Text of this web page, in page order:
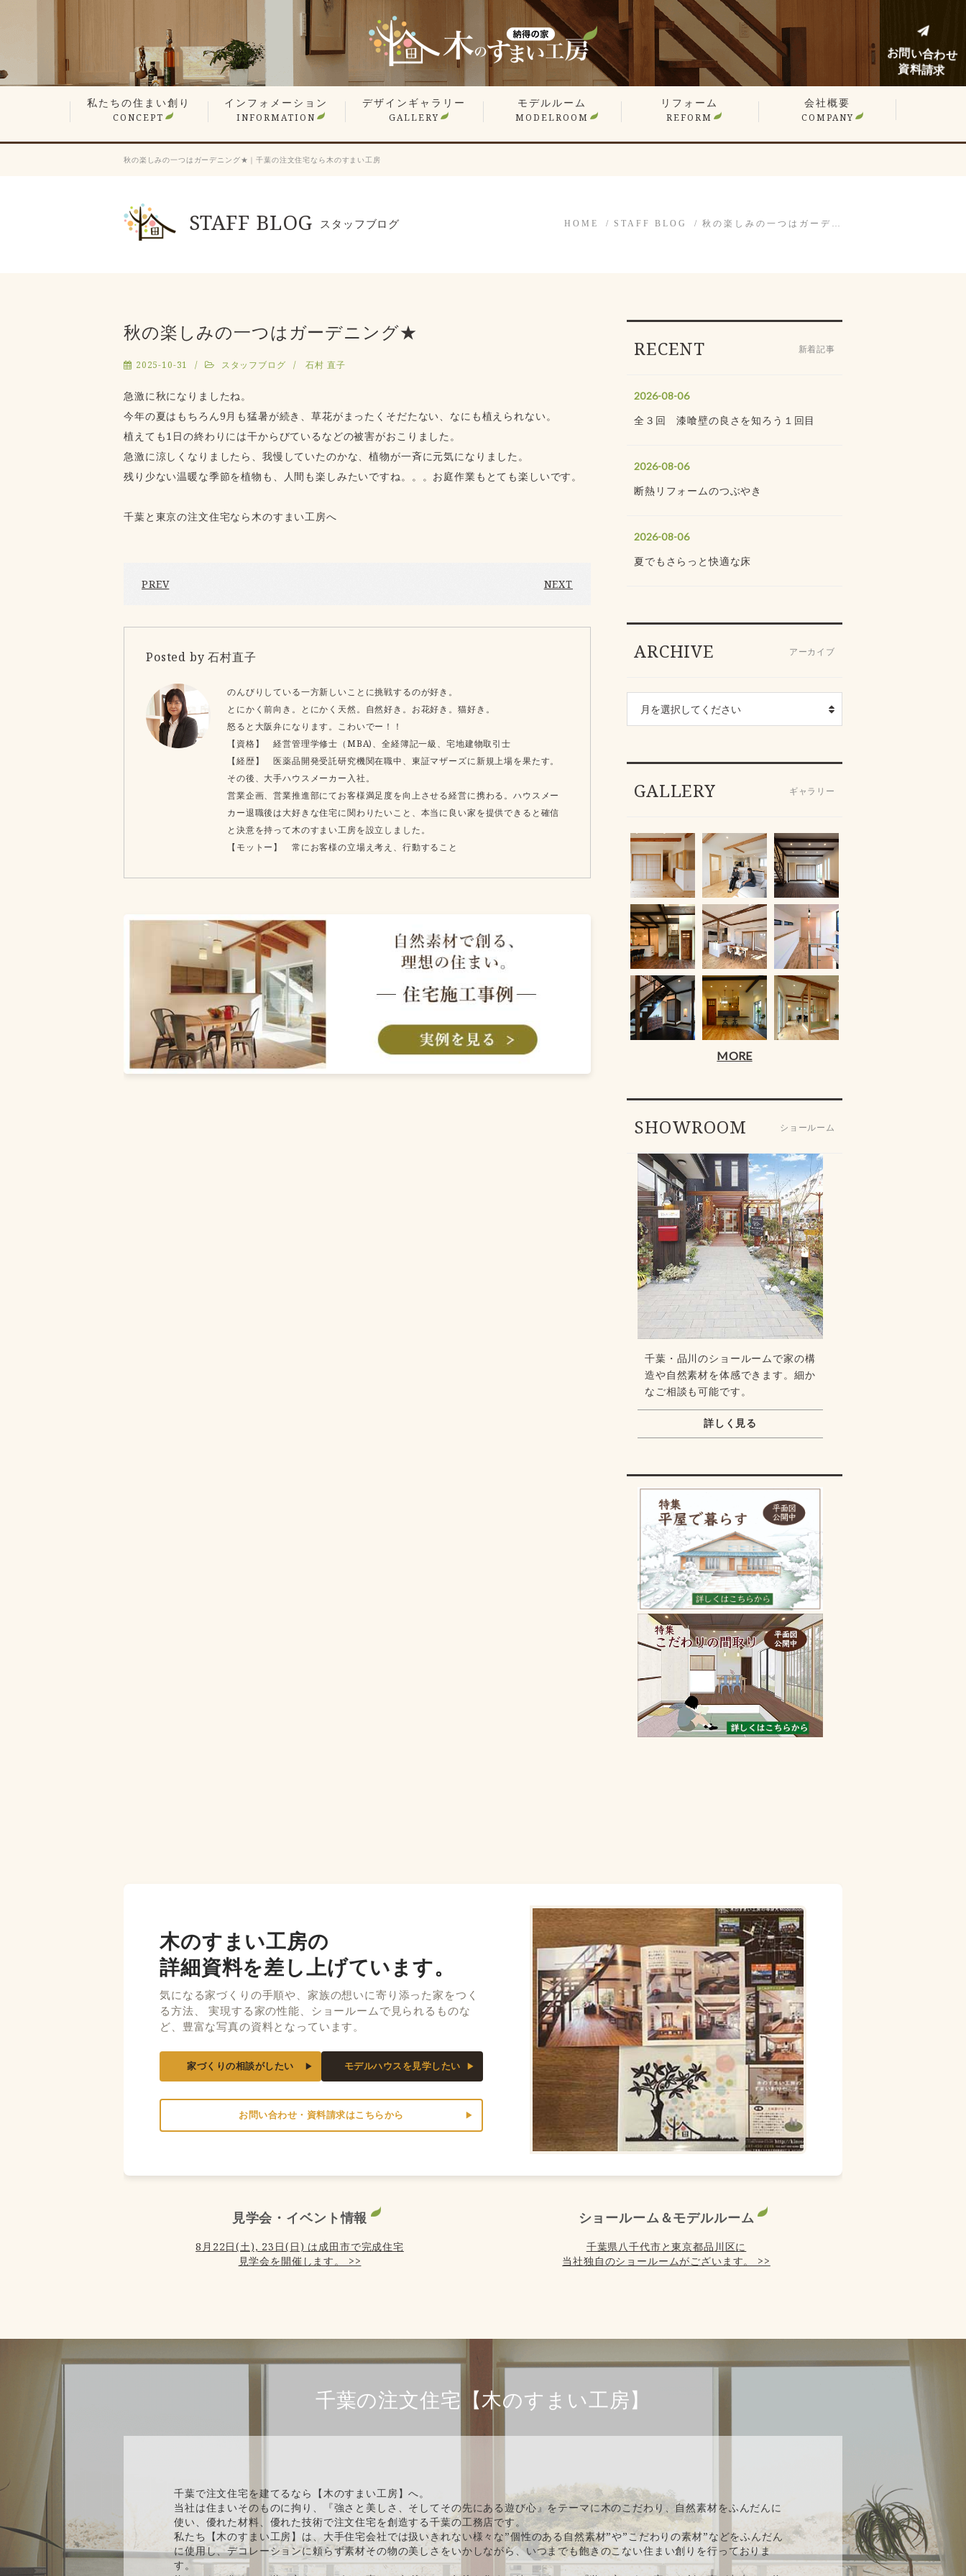
私たちの住まい創り
CONCEPT
無垢材や漆喰の自然素材
平屋でも最上の構造計算
現場検査で信頼の品質
想い叶えるデザイン・設計
暮らしを楽しむ、遊び心の家
性能が支える心地よさ
何世代も住み継ぐ木の家
価格へのこだわり
家づくりステップ
インフォメーション
INFORMATION
見学会・イベント情報
営業エリア
新着情報
スタッフ紹介
会長ブログ
社長ブログ
スタッフブログ
お客様の声
業者会「ふくろう会」
プレスリリース
採用情報
デザインギャラリー
GALLERY
住宅 施工事例
商業施設 施工事例
YouTube
オーナー様のお住まい拝見
平屋特集
こだわりの間取り
モデルルーム
MODELROOM
リフォーム
REFORM
戸建てリフォーム
マンションリフォーム
リフォーム施工事例
リフォームノウハウブログ
会社概要
COMPANY
秋の楽しみの一つはガーデニング★｜千葉の注文住宅なら木のすまい工房
STAFF BLOG スタッフブログ HOME STAFF BLOG 秋の楽しみの一つはガーデ…
秋の楽しみの一つはガーデニング★
2025-10-31 スタッフブログ 石村 直子
急激に秋になりましたね。
今年の夏はもちろん9月も猛暑が続き、草花がまったくそだたない、なにも植えられない。
植えても1日の終わりには干からびているなどの被害がおこりました。
急激に涼しくなりましたら、我慢していたのかな、植物が一斉に元気になりました。
残り少ない温暖な季節を植物も、人間も楽しみたいですね。。。お庭作業もとても楽しいです。
千葉と東京の注文住宅なら木のすまい工房へ
PREV NEXT
Posted by 石村直子
のんびりしている一方新しいことに挑戦するのが好き。
とにかく前向き。とにかく天然。自然好き。お花好き。猫好き。
怒ると大阪弁になります。こわいでー！！
【資格】 経営管理学修士（MBA)、全経簿記一級、宅地建物取引士
【経歴】 医薬品開発受託研究機関在職中、東証マザーズに新規上場を果たす。
その後、大手ハウスメーカー入社。
営業企画、営業推進部にてお客様満足度を向上させる経営に携わる。ハウスメー
カー退職後は大好きな住宅に関わりたいこと、本当に良い家を提供できると確信
と決意を持って木のすまい工房を設立しました。
【モットー】 常にお客様の立場え考え、行動すること
RECENT 新着記事
2026-08-06
全３回 漆喰壁の良さを知ろう１回目
2026-08-06
断熱リフォームのつぶやき
2026-08-06
夏でもさらっと快適な床
ARCHIVE アーカイブ
GALLERY ギャラリー
MORE
SHOWROOM ショールーム
千葉・品川のショールームで家の構
造や自然素材を体感できます。細か
なご相談も可能です。
詳しく見る
木のすまい工房の
詳細資料を差し上げています。
気になる家づくりの手順や、家族の想いに寄り添った家をつく
る方法、 実現する家の性能、ショールームで見られるものな
ど、豊富な写真の資料となっています。
家づくりの相談がしたい モデルハウスを見学したい
お問い合わせ・資料請求はこちらから
見学会・イベント情報
8月22日(土), 23日(日) は成田市で完成住宅
見学会を開催します。 >>
ショールーム＆モデルルーム
千葉県八千代市と東京都品川区に
当社独自のショールームがございます。 >>
千葉の注文住宅【木のすまい工房】
千葉で注文住宅を建てるなら【木のすまい工房】へ。
当社は住まいそのものに拘り、『強さと美しさ、そしてその先にある遊び心』をテーマに木のこだわり、自然素材をふんだんに
使い、優れた材料、優れた技術で注文住宅を創造する千葉の工務店です。
私たち【木のすまい工房】は、大手住宅会社では扱いきれない様々な”個性のある自然素材”や”こだわりの素材”などをふんだん
に使用し、デコレーションに頼らず素材その物の美しさをいかしながら、いつまでも飽きのこない住まい創りを行っておりま
す。
お問い合わせ
資料請求